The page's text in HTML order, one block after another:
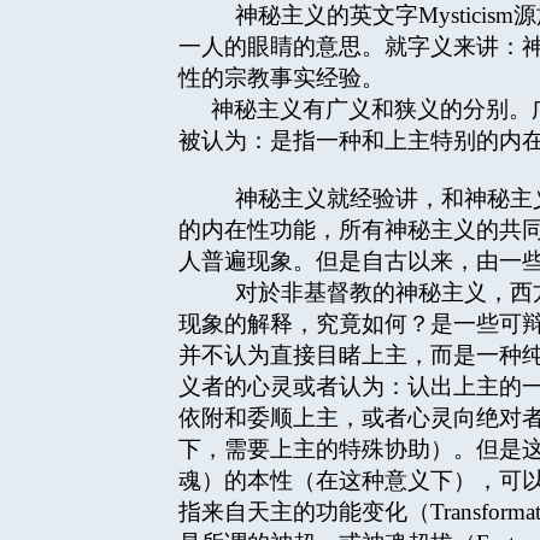
神秘主义的英文字Mysticism源
一人的眼睛的意思。就字义来讲：
性的宗教事实经验。
神秘主义有广义和狭义的分别
被认为：是指一种和上主特别的内
神秘主义就经验讲，和神秘主
的内在性功能，所有神秘主义的共
人普遍现象。但是自古以来，由一
对於非基督教的神秘主义，西
现象的解释，究竟如何？是一些可
并不认为直接目睹上主，而是一种
义者的心灵或者认为：认出上主的
依附和委顺上主，或者心灵向绝对
下，需要上主的特殊协助）。但是
魂）的本性（在这种意义下），可
指来自天主的功能变化（